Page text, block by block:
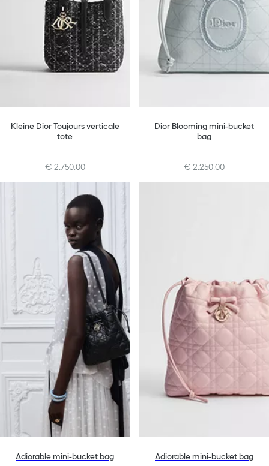
Kleine Dior Toujours verticale
tote
€ 2.750,00
Dior Blooming mini-bucket
bag
€ 2.250,00
Adiorable mini-bucket bag Adiorable mini-bucket bag